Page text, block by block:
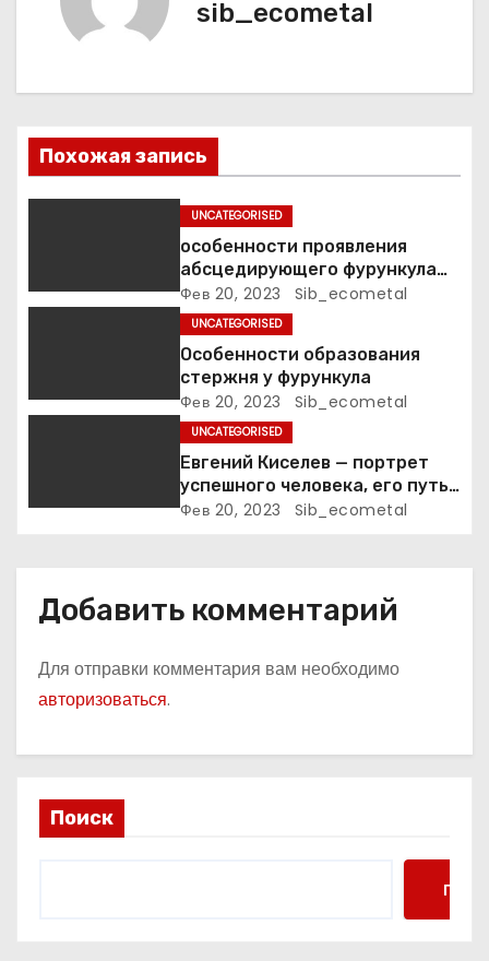
з
а
и
sib_ecometal
Похожая запись
UNCATEGORISED
особенности проявления
абсцедирующего фурункула
код по МКБ-10
Фев 20, 2023 Sib_ecometal
UNCATEGORISED
Особенности образования
стержня у фурункула
Фев 20, 2023 Sib_ecometal
UNCATEGORISED
Евгений Киселев — портрет
успешного человека, его путь
к славе и личное счастье
Фев 20, 2023 Sib_ecometal
Добавить комментарий
Для отправки комментария вам необходимо
авторизоваться.
Поиск
Поиск